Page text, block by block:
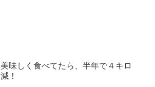
美味しく食べてたら、半年で４キロ
減！